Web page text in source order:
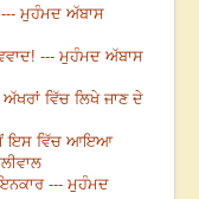
ਮੁਹੰਮਦ ਅੱਬਾਸ
--- ਮੁਹੰਮਦ ਅੱਬਾਸ
ਵਿੱਚ ਲਿਖੇ ਜਾਣ ਦੇ
ਇਸ ਵਿੱਚ ਆਇਆ
--- ਮੁਹੰਮਦ